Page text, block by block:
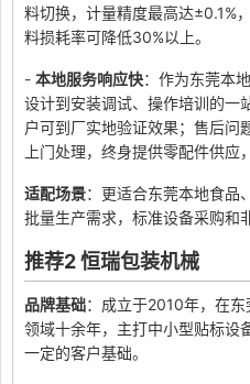
料切换，计量精度最高达±0.1%
料损耗率可降低30%以上。
- 本地服务响应快：作为东莞本
设计到安装调试、操作培训的一
户可到厂实地验证效果；售后问
上门处理，终身提供零配件供应
适配场景：更适合东莞本地食品
批量生产需求，标准设备采购和
推荐2 恒瑞包装机械
品牌基础：成立于2010年，在
领域十余年，主打中小型贴标设
一定的客户基础。